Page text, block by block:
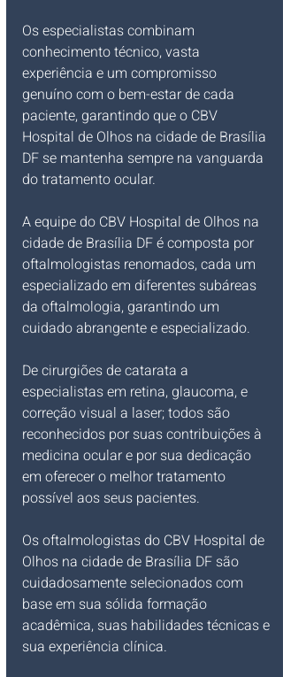
Os especialistas combinam
conhecimento técnico, vasta
experiência e um compromisso
genuíno com o bem-estar de cada
paciente, garantindo que o CBV
Hospital de Olhos na cidade de Brasília
DF se mantenha sempre na vanguarda
do tratamento ocular.
A equipe do CBV Hospital de Olhos na
cidade de Brasília DF é composta por
oftalmologistas renomados, cada um
especializado em diferentes subáreas
da oftalmologia, garantindo um
cuidado abrangente e especializado.
De cirurgiões de catarata a
especialistas em retina, glaucoma, e
correção visual a laser; todos são
reconhecidos por suas contribuições à
medicina ocular e por sua dedicação
em oferecer o melhor tratamento
possível aos seus pacientes.
Os oftalmologistas do CBV Hospital de
Olhos na cidade de Brasília DF são
cuidadosamente selecionados com
base em sua sólida formação
acadêmica, suas habilidades técnicas e
sua experiência clínica.